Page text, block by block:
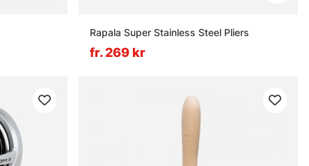
Rapala Super Stainless Steel Pliers
fr. 269 kr